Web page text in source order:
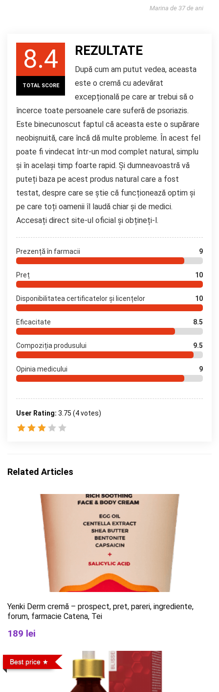
Marina de 37 de ani
8.4
TOTAL SCORE
REZULTATE
După cum am putut vedea, aceasta
este o cremă cu adevărat
excepțională pe care ar trebui să o
încerce toate persoanele care suferă de psoriazis.
Este binecunoscut faptul că aceasta este o supărare
neobișnuită, care încă dă multe probleme. În acest fel
poate fi vindecat într-un mod complet natural, simplu
și în același timp foarte rapid. Și dumneavoastră vă
puteți baza pe acest produs natural care a fost
testat, despre care se știe că funcționează optim și
pe care toți oamenii îl laudă chiar și de medici.
Accesați direct site-ul oficial și obțineți-l.
Prezență în farmacii 9
Preț 10
Disponibilitatea certificatelor și licențelor 10
Eficacitate 8.5
Compoziția produsului 9.5
Opinia medicului 9
User Rating: 3.75 (4votes)
Related Articles
Yenki Derm cremă – prospect, pret, pareri, ingrediente,
forum, farmacie Catena, Tei
189 lei
Best price